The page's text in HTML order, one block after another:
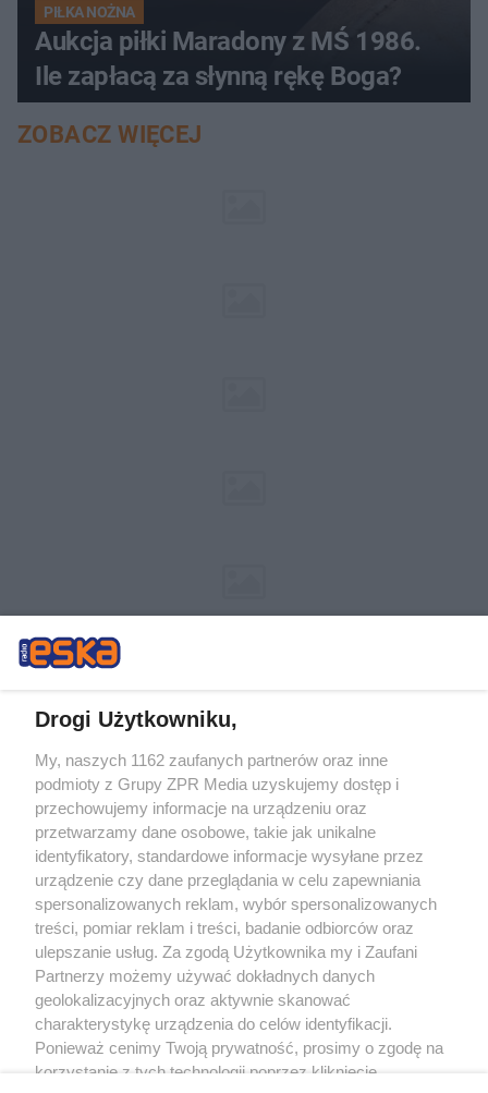
PIŁKA NOŻNA
Aukcja piłki Maradony z MŚ 1986.
Ile zapłacą za słynną rękę Boga?
ZOBACZ WIĘCEJ
Żaden utwór zamieszczony w serwisie nie może być powielany i
rozpowszechniany lub dalej rozpowszechniany w jakikolwiek sposób (w
tym także elektroniczny lub mechaniczny) na jakimkolwiek polu
eksploatacji w jakiejkolwiek formie, włącznie z umieszczaniem w Internecie
bez pisemnej zgody właściciela praw. Jakiekolwiek użycie lub
wykorzystanie utworów w całości lub w części z naruszeniem prawa, tzn.
bez właściwej zgody, jest zabronione pod groźbą kary i może być ścigane
prawnie.
O nas
Drogi Użytkowniku,
My, naszych 1162 zaufanych partnerów oraz inne
podmioty z Grupy ZPR Media uzyskujemy dostęp i
przechowujemy informacje na urządzeniu oraz
przetwarzamy dane osobowe, takie jak unikalne
identyfikatory, standardowe informacje wysyłane przez
urządzenie czy dane przeglądania w celu zapewniania
spersonalizowanych reklam, wybór spersonalizowanych
treści, pomiar reklam i treści, badanie odbiorców oraz
ulepszanie usług. Za zgodą Użytkownika my i Zaufani
Partnerzy możemy używać dokładnych danych
geolokalizacyjnych oraz aktywnie skanować
charakterystykę urządzenia do celów identyfikacji.
Ponieważ cenimy Twoją prywatność, prosimy o zgodę na
korzystanie z tych technologii poprzez kliknięcie